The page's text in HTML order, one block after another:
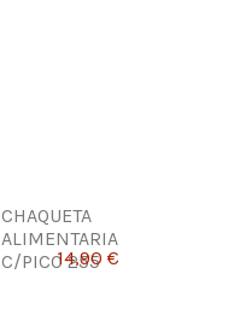
CHAQUETA
ALIMENTARIA
C/PICO 255
14,90 €